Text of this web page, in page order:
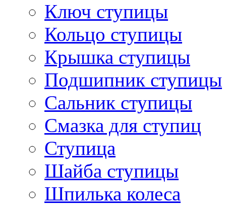
Ключ ступицы
Кольцо ступицы
Крышка ступицы
Подшипник ступицы
Сальник ступицы
Смазка для ступиц
Ступица
Шайба ступицы
Шпилька колеса